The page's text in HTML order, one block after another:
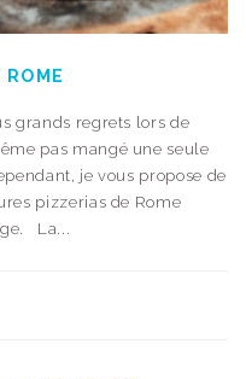
grands regrets lors de
pas mangé une seule
je vous propose de
pizzerias de Rome
La...